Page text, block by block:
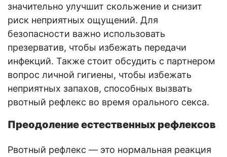
значительно улучшит скольжение и снизит
риск неприятных ощущений. Для
безопасности важно использовать
презерватив, чтобы избежать передачи
инфекций. Также стоит обсудить с партнером
вопрос личной гигиены, чтобы избежать
неприятных запахов, способных вызвать
рвотный рефлекс во время орального секса.
Преодоление естественных рефлексов
Рвотный рефлекс — это нормальная реакция